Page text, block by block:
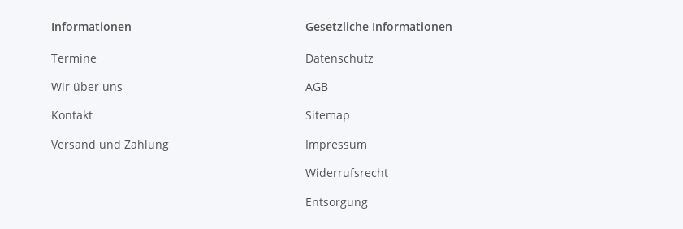
Informationen
Termine
Wir über uns
Kontakt
Versand und Zahlung
Gesetzliche Informationen
Datenschutz
AGB
Sitemap
Impressum
Widerrufsrecht
Entsorgung